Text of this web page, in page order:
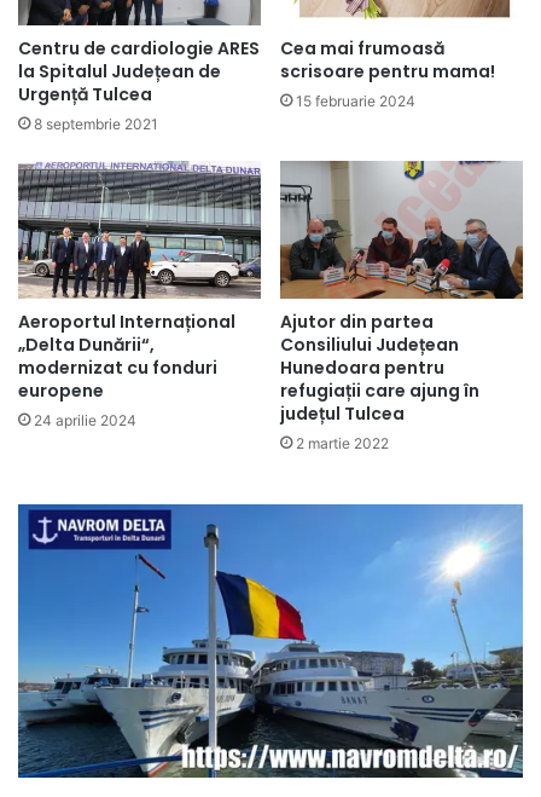
Centru de cardiologie ARES
la Spitalul Județean de
Urgență Tulcea
8 septembrie 2021
Cea mai frumoasă
scrisoare pentru mama!
15 februarie 2024
Aeroportul Internațional
„Delta Dunării“,
modernizat cu fonduri
europene
24 aprilie 2024
Ajutor din partea
Consiliului Județean
Hunedoara pentru
refugiații care ajung în
județul Tulcea
2 martie 2022